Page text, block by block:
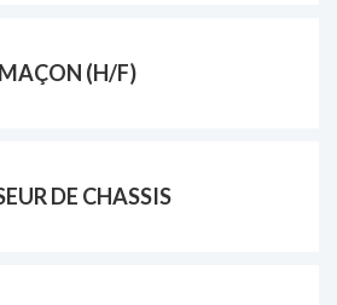
MAÇON (H/F)
DE CHASSIS